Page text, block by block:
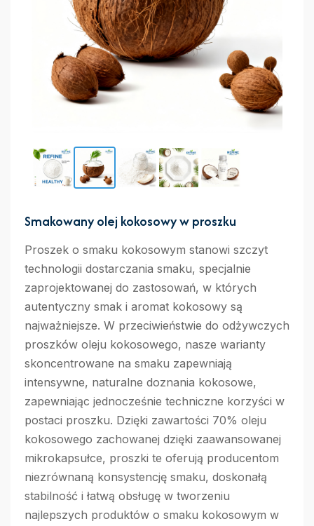
Smakowany olej kokosowy w proszku
Proszek o smaku kokosowym stanowi szczyt
technologii dostarczania smaku, specjalnie
zaprojektowanej do zastosowań, w których
autentyczny smak i aromat kokosowy są
najważniejsze. W przeciwieństwie do odżywczych
proszków oleju kokosowego, nasze warianty
skoncentrowane na smaku zapewniają
intensywne, naturalne doznania kokosowe,
zapewniając jednocześnie techniczne korzyści w
postaci proszku. Dzięki zawartości 70% oleju
kokosowego zachowanej dzięki zaawansowanej
mikrokapsułce, proszki te oferują producentom
niezrównaną konsystencję smaku, doskonałą
stabilność i łatwą obsługę w tworzeniu
najlepszych produktów o smaku kokosowym w